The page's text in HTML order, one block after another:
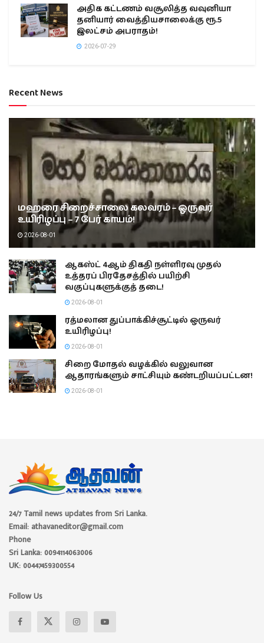
அதிக கட்டணம் வசூலித்த வவுனியா
தனியார் வைத்தியசாலைக்கு ரூ.5
இலட்சம் அபராதம்!
2026-07-29
Recent News
மஹரை சிறைச்சாலை கலவரம் – ஒருவர்
உயிரிழப்பு – 7 பேர் காயம்!
2026-08-01
ஆகஸ்ட் 4ஆம் திகதி நள்ளிரவு முதல்
உத்தரப் பிரதேசத்தில் பயிற்சி
வகுப்புகளுக்குத் தடை!
2026-08-01
ரத்மலான துப்பாக்கிச்சூட்டில் ஒருவர்
உயிரிழப்பு!
2026-08-01
சிறை மோதல் வழக்கில் வலுவான
ஆதாரங்களும் சாட்சியும் கண்டறியப்பட்டன!
2026-08-01
24/7 Tamil news updates from Sri Lanka.
Email: athavaneditor@gmail.com
Phone
Sri Lanka: 0094114063006
UK: 00447459300554
Follow Us